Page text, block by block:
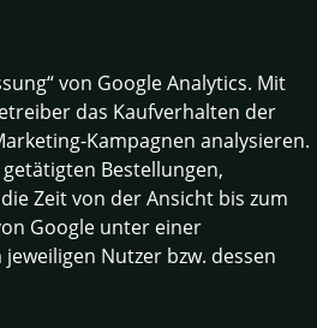
von Google Analytics. Mit
das Kaufverhalten der
Kampagnen analysieren.
Bestellungen,
Zeit von der Ansicht bis zum
Google unter einer
Nutzer bzw. dessen